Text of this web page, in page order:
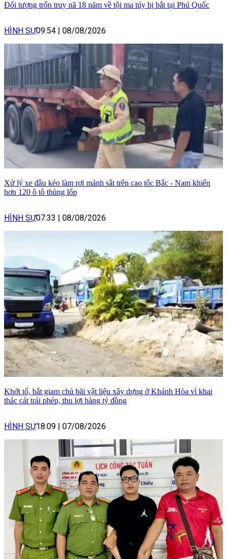
Đối tượng trốn truy nã 18 năm về tội ma túy bị bắt tại Phú Quốc
HÌNH SỰ09:54 08/08/2026
Xử lý xe đầu kéo làm rơi mảnh sắt trên cao tốc Bắc - Nam khiến
hơn 120 ô tô thủng lốp
HÌNH SỰ07:33 | 08/08/2026
Khởi tố, bắt giam chủ bãi vật liệu xây dựng ở Khánh Hòa vì khai
thác cát trái phép, thu lợi hàng tỷ đồng
HÌNH SỰ18:09 | 07/08/2026